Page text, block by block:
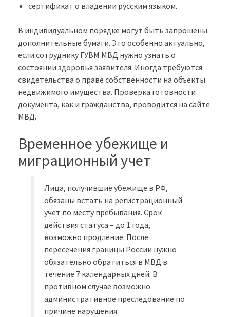
сертификат о владении русским языком.
В индивидуальном порядке могут быть запрошены
дополнительные бумаги. Это особенно актуально,
если сотруднику ГУВМ МВД нужно узнать о
состоянии здоровья заявителя. Иногда требуются
свидетельства о праве собственности на объекты
недвижимого имущества. Проверка готовности
документа, как и гражданства, проводится на сайте
МВД.
Временное убежище и
миграционный учет
Лица, получившие убежище в РФ,
обязаны встать на регистрационный
учет по месту пребывания. Срок
действия статуса – до 1 года,
возможно продление. После
пересечения границы России нужно
обязательно обратиться в МВД в
течение 7 календарных дней. В
противном случае возможно
административное преследование по
причине нарушения